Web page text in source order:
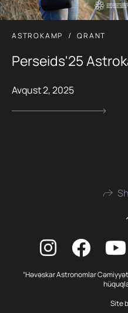
ASTROKAMP QRANT
Perseids'25
Avqust 2, 2025
“Həvəskar Astronomlar
Site